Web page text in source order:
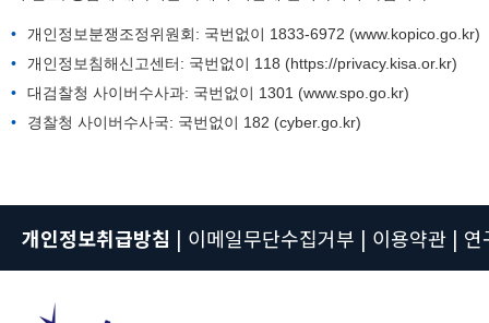
개인정보분쟁조정위원회: 국번없이 1833-6972 (www.kopico.go.kr)
개인정보침해신고센터: 국번없이 118 (https://privacy.kisa.or.kr)
대검찰청 사이버수사과: 국번없이 1301 (www.spo.go.kr)
경찰청 사이버수사국: 국번없이 182 (cyber.go.kr)
개인정보취급방침 | 이메일무단수집거부 | 이용약관 | 연